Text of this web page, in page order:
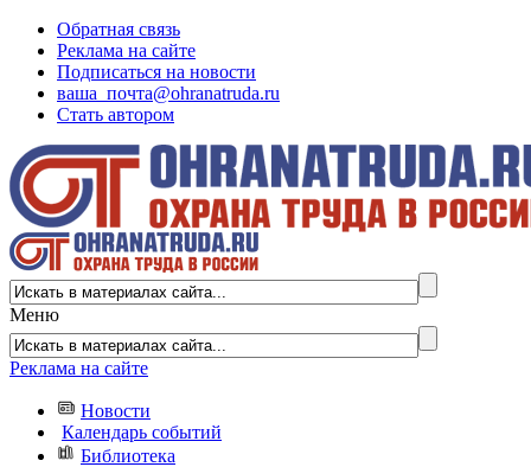
Обратная связь
Реклама на сайте
Подписаться на новости
ваша_почта@ohranatruda.ru
Стать автором
Меню
Реклама на сайте
Новости
Календарь событий
Библиотека